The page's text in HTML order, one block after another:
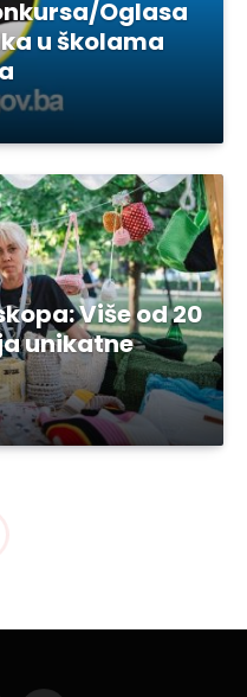
Oglasa
u školama
Više od 20
unikatne
na
u MZ